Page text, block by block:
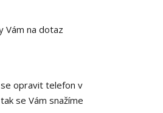
Vám na dotaz
se opravit telefon v
se Vám snažíme